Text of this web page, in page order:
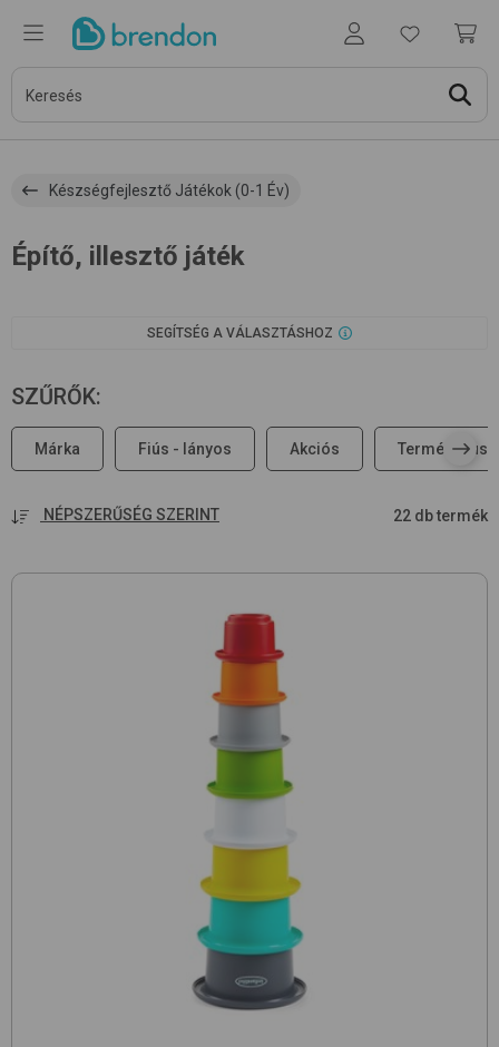
Készségfejlesztő Játékok (0-1 Év)
Építő, illesztő játék
SEGÍTSÉG A VÁLASZTÁSHOZ
SZŰRŐK:
Márka Fiús - lányos Akciós Terméktípus
NÉPSZERŰSÉG SZERINT 22 db termék